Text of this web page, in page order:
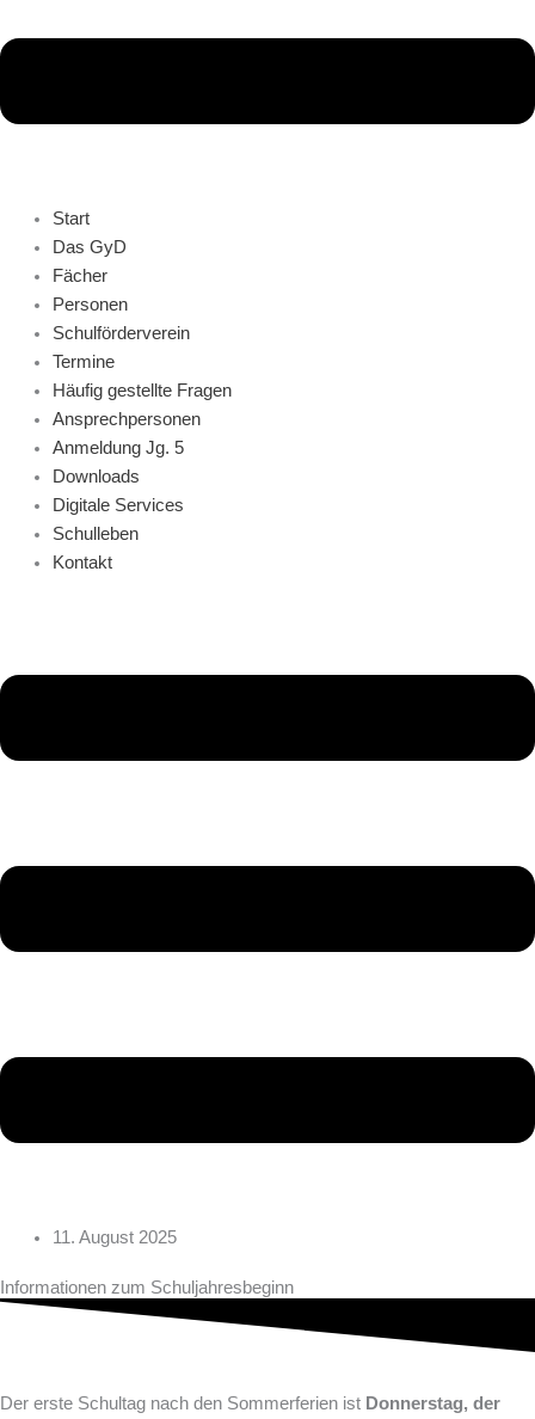
Start
Das GyD
Fächer
Personen
Schulförderverein
Termine
Häufig gestellte Fragen
Ansprechpersonen
Anmeldung Jg. 5
Downloads
Digitale Services
Schulleben
Kontakt
11. August 2025
Informationen zum Schuljahresbeginn
Der erste Schultag nach den Sommerferien ist Donnerstag, der